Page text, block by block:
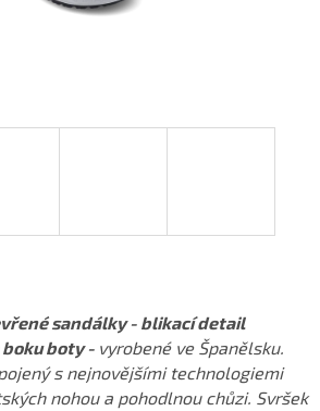
sandálky - blikací detail
boty - vyrobené ve Španělsku.
s nejnovějšími technologiemi
nohou a pohodlnou chůzi. Svršek